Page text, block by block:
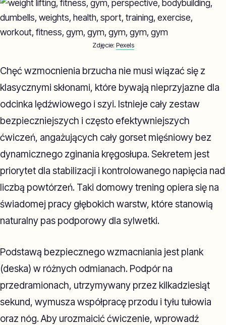
Zdjęcie: Pexels
Chęć wzmocnienia brzucha nie musi wiązać się z
klasycznymi skłonami, które bywają nieprzyjazne dla
odcinka lędźwiowego i szyi. Istnieje cały zestaw
bezpieczniejszych i często efektywniejszych
ćwiczeń, angażujących cały gorset mięśniowy bez
dynamicznego zginania kręgosłupa. Sekretem jest
priorytet dla stabilizacji i kontrolowanego napięcia nad
liczbą powtórzeń. Taki domowy trening opiera się na
świadomej pracy głębokich warstw, które stanowią
naturalny pas podporowy dla sylwetki.
Podstawą bezpiecznego wzmacniania jest plank
(deska) w różnych odmianach. Podpór na
przedramionach, utrzymywany przez kilkadziesiąt
sekund, wymusza współpracę przodu i tyłu tułowia
oraz nóg. Aby urozmaicić ćwiczenie, wprowadź